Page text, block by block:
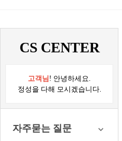
CS CENTER
고객님 ! 안녕하세요.
정성을 다해 모시겠습니다.
자주묻는 질문